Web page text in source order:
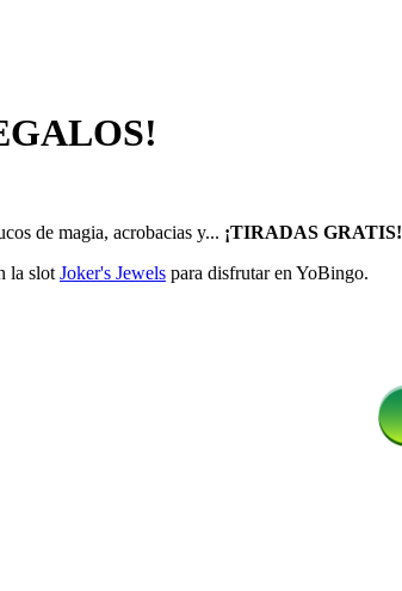
de magia, acrobacias y... ¡TIRADAS GRATIS!
la slot Joker's Jewels para disfrutar en YoBingo.